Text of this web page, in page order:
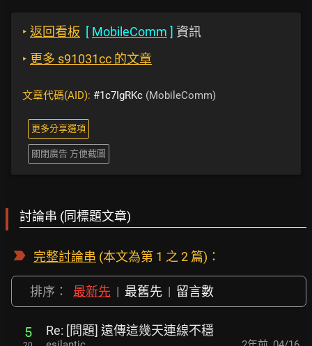
‣ 返回看板 [ MobileComm ] 資訊
‣ 更多 s91031cc 的文章
文章代碼(AID): #1c7IgRKc (MobileComm)
更多分享選項
關閉廣告 方便截圖
討論串 (同標題文章)
完整討論串 (本文為第 1 之 2 篇)：
排序： 最新先 | 最舊先 | 留言數
5 Re: [問題] 遠傳這幾天連線不穩